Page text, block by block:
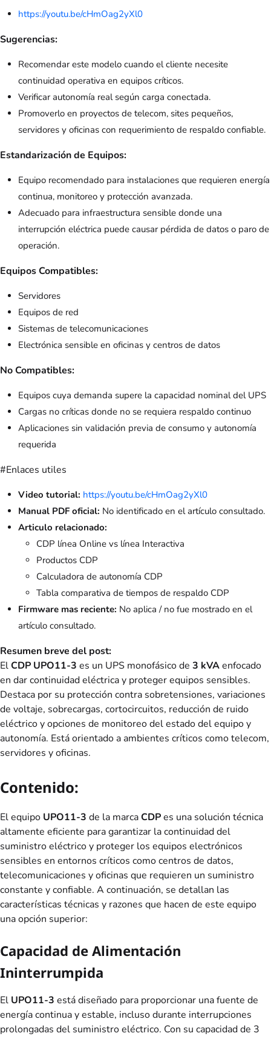
https://youtu.be/cHmOag2yXl0
Sugerencias:
Recomendar este modelo cuando el cliente necesite
continuidad operativa en equipos críticos.
Verificar autonomía real según carga conectada.
Promoverlo en proyectos de telecom, sites pequeños,
servidores y oficinas con requerimiento de respaldo confiable.
Estandarización de Equipos:
Equipo recomendado para instalaciones que requieren energía
continua, monitoreo y protección avanzada.
Adecuado para infraestructura sensible donde una
interrupción eléctrica puede causar pérdida de datos o paro de
operación.
Equipos Compatibles:
Servidores
Equipos de red
Sistemas de telecomunicaciones
Electrónica sensible en oficinas y centros de datos
No Compatibles:
Equipos cuya demanda supere la capacidad nominal del UPS
Cargas no críticas donde no se requiera respaldo continuo
Aplicaciones sin validación previa de consumo y autonomía
requerida
#Enlaces utiles
Video tutorial: https://youtu.be/cHmOag2yXl0
Manual PDF oficial: No identificado en el artículo consultado.
Articulo relacionado:
CDP línea Online vs línea Interactiva
Productos CDP
Calculadora de autonomía CDP
Tabla comparativa de tiempos de respaldo CDP
Firmware mas reciente: No aplica / no fue mostrado en el
artículo consultado.
Resumen breve del post:
ElCDP UPO11-3 es un UPS monofásico de 3 kVAenfocado
en dar continuidad eléctrica y proteger equipos sensibles.
Destaca por su protección contra sobretensiones, variaciones
de voltaje, sobrecargas, cortocircuitos, reducción de ruido
eléctrico y opciones de monitoreo del estado del equipo y
autonomía. Está orientado a ambientes críticos como telecom,
servidores y oficinas.
Contenido:
El equipo UPO11-3 de la marcaCDPes una solución técnica
altamente eficiente para garantizar la continuidad del
suministro eléctrico y proteger los equipos electrónicos
sensibles en entornos críticos como centros de datos,
telecomunicaciones y oficinas que requieren un suministro
constante y confiable. A continuación, se detallan las
características técnicas y razones que hacen de este equipo
una opción superior:
Capacidad de Alimentación
Ininterrumpida
El UPO11-3 está diseñado para proporcionar una fuente de
energía continua y estable, incluso durante interrupciones
prolongadas del suministro eléctrico. Con su capacidad de 3